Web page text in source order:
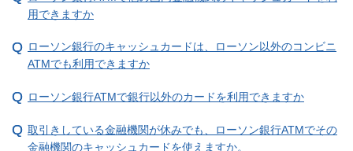
用できますか
ローソン銀行のキャッシュカードは、ローソン以外のコンビニ
ATMでも利用できますか
ローソン銀行ATMで銀行以外のカードを利用できますか
取引きしている金融機関が休みでも、ローソン銀行ATMでその
金融機関のキャッシュカードを使えますか。